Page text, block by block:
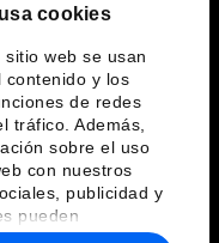
cookies
web se usan
contenido y los
de redes
tráfico. Además,
sobre el uso
con nuestros
publicidad y
pueden
información que les